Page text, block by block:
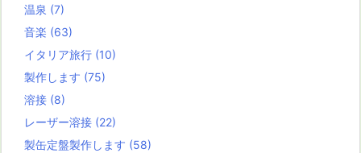
温泉 (7)
音楽 (63)
イタリア旅行 (10)
製作します (75)
溶接 (8)
レーザー溶接 (22)
製缶定盤製作します (58)